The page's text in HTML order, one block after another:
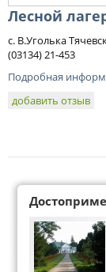
Лесной
с. В.Уголька
(03134) 21-453
Подробная
добавить отзыв